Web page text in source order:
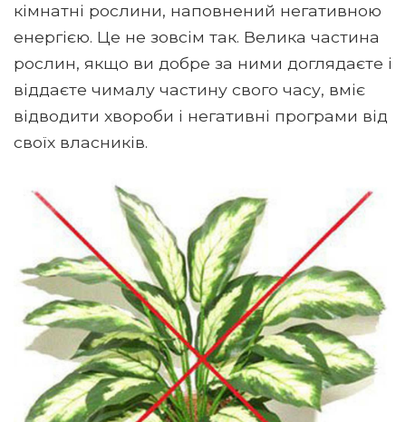
кімнатні рослини, наповнений негативною
енергією. Це не зовсім так. Велика частина
рослин, якщо ви добре за ними доглядаєте і
віддаєте чималу частину свого часу, вміє
відводити хвороби і негативні програми від
своїх власників.